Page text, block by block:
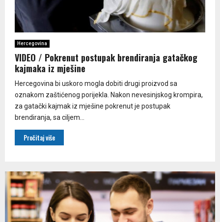
Hercegovina
VIDEO / Pokrenut postupak brendiranja gatačkog
kajmaka iz mješine
Hercegovina bi uskoro mogla dobiti drugi proizvod sa
oznakom zaštićenog porijekla. Nakon nevesinjskog krompira,
za gatački kajmak iz mješine pokrenut je postupak
brendiranja, sa ciljem...
Pročitaj više